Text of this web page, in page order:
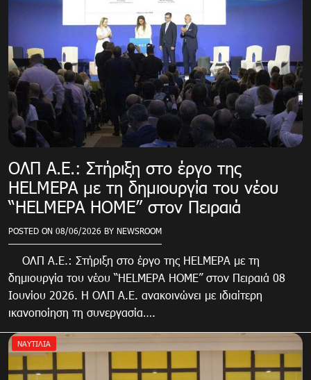
ΟΛΠ Α.Ε.: Στήριξη στο έργο της
HELMEPA με τη δημιουργία του νέου
“HELMEPA HOME” στον Πειραιά
POSTED ON 08/06/2026 BY NEWSROOM
ΟΛΠ Α.Ε.: Στήριξη στο έργο της HELMEPA με τη
δημιουργία του νέου “HELMEPA HOME” στον Πειραιά 08
Ιουνίου 2026. Η ΟΛΠ Α.Ε. ανακοινώνει με ιδιαίτερη
ικανοποίηση τη συνεργασία….
ΝΑΥΤΙΛΙΑ